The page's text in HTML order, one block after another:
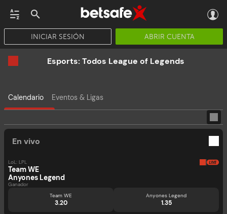
CASINO EN VIVO JACKPOTS PÓKER PROMOCIONES APP
INICIAR SESIÓN ABRIR CUENTA
Esports: Todos League of Legends
Calendario Eventos & Ligas
En vivo
LoL: LPL
Team WE
Anyones Legend
Ganador
Team WE
3.20
Anyones Legend
1.35